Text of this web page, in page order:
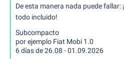
De esta manera nada puede fallar:
todo incluido!
Subcompacto
por ejemplo Fiat Mobi 1.0
6 días de 26.08 - 01.09.2026